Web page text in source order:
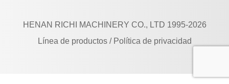
HENAN RICHI MACHINERY CO., LTD 1995-2026
Línea de productos / Política de privacidad